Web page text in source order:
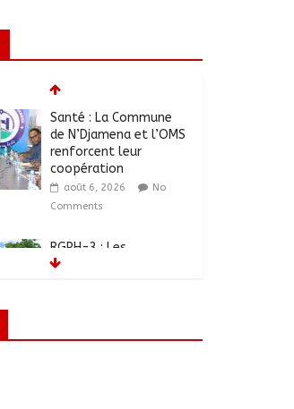
Santé : La Commune
de N’Djamena et l’OMS
renforcent leur
coopération
août 6, 2026
No
Comments
RGPH-3 : Les
communautés